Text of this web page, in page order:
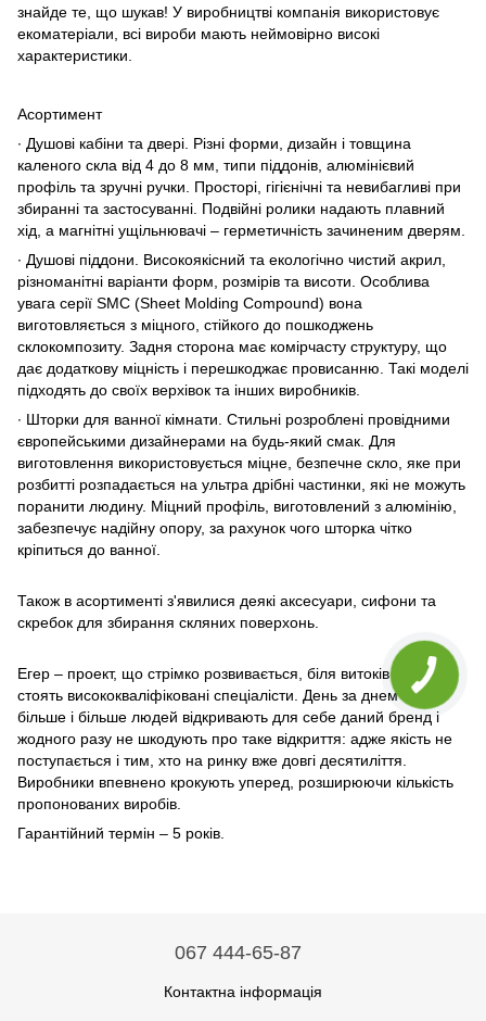
знайде те, що шукав! У виробництві компанія використовує
екоматеріали, всі вироби мають неймовірно високі
характеристики.
Асортимент
∙ Душові кабіни та двері. Різні форми, дизайн і товщина
каленого скла від 4 до 8 мм, типи піддонів, алюмінієвий
профіль та зручні ручки. Просторі, гігієнічні та невибагливі при
збиранні та застосуванні. Подвійні ролики надають плавний
хід, а магнітні ущільнювачі – герметичність зачиненим дверям.
∙ Душові піддони. Високоякісний та екологічно чистий акрил,
різноманітні варіанти форм, розмірів та висоти. Особлива
увага серії SMC (Sheet Molding Compound) вона
виготовляється з міцного, стійкого до пошкоджень
склокомпозиту. Задня сторона має комірчасту структуру, що
дає додаткову міцність і перешкоджає провисанню. Такі моделі
підходять до своїх верхівок та інших виробників.
∙ Шторки для ванної кімнати. Стильні розроблені провідними
європейськими дизайнерами на будь-який смак. Для
виготовлення використовується міцне, безпечне скло, яке при
розбитті розпадається на ультра дрібні частинки, які не можуть
поранити людину. Міцний профіль, виготовлений з алюмінію,
забезпечує надійну опору, за рахунок чого шторка чітко
кріпиться до ванної.
Також в асортименті з'явилися деякі аксесуари, сифони та
скребок для збирання скляних поверхонь.
Егер – проект, що стрімко розвивається, біля витоків якого
стоять висококваліфіковані спеціалісти. День за днем ​​все
більше і більше людей відкривають для себе даний бренд і
жодного разу не шкодують про таке відкриття: адже якість не
поступається і тим, хто на ринку вже довгі десятиліття.
Виробники впевнено крокують уперед, розширюючи кількість
пропонованих виробів.
Гарантійний термін – 5 років.
067 444-65-87
Контактна інформація